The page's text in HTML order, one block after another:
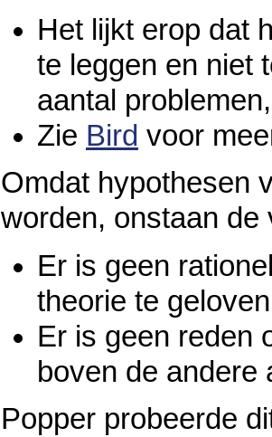
Het lijkt erop dat
te leggen en niet
aantal
Zie Bird voor
Omdat hypothesen
worden, onstaan de
Er is geen
theorie te
Er is geen reden
boven de andere
Popper probeerde